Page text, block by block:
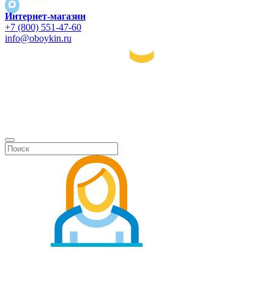
Интернет-магазин
+7 (800) 551-47-60
info@oboykin.ru